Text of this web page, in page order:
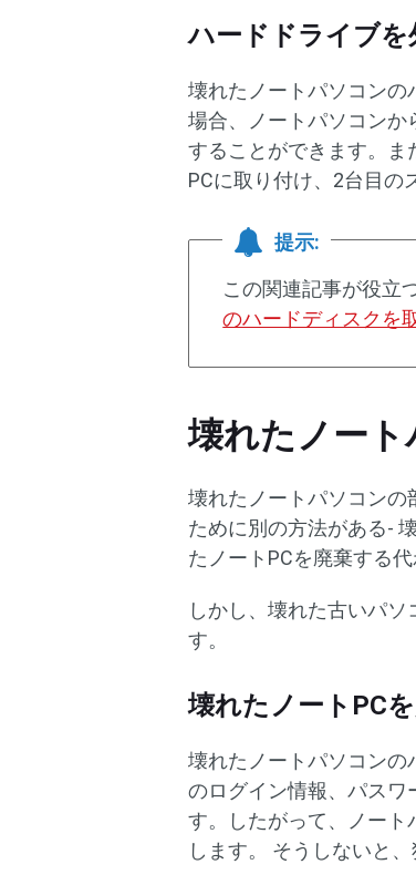
ハードドライブ
壊れたノートパソコンの
場合、ノートパソコンか
することができます。
PCに取り付け、2台目の
提示:
この関連記事が役立
のハードディスクを
壊れたノー
壊れたノートパソコンの
ために別の方法がある-
たノートPCを廃棄する
しかし、壊れた古いパ
す。
壊れたノートPC
壊れたノートパソコンの
のログイン情報、パスワ
す。したがって、ノー
します。 そうしないと